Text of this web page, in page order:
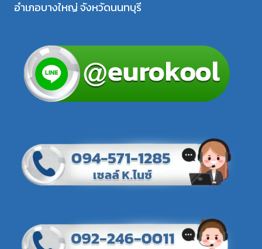
อำเภอบางใหญ่ จังหวัดนนทบุรี